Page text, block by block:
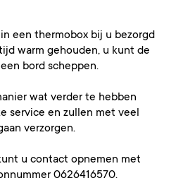
een thermobox bij u bezorgd
warm gehouden, u kunt de
bord scheppen.
wat verder te hebben
service en zullen met veel
verzorgen.
u contact opnemen met
0626416570.